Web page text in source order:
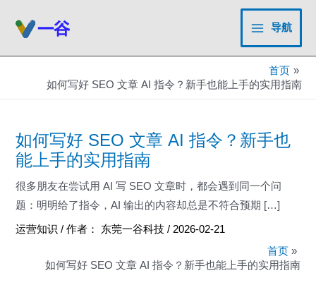
Main
Menu
导航
首页
如何写好 SEO 文章 AI 指令？新手也能上手的实用指南
如何写好 SEO 文章 AI 指令？新手也
能上手的实用指南
很多朋友在尝试用 AI 写 SEO 文章时，都会遇到同一个问
题：明明给了指令，AI 输出的内容却总是不符合预期 […]
运营知识 / 作者： 东莞一谷科技/ 2026-02-21
首页
如何写好 SEO 文章 AI 指令？新手也能上手的实用指南